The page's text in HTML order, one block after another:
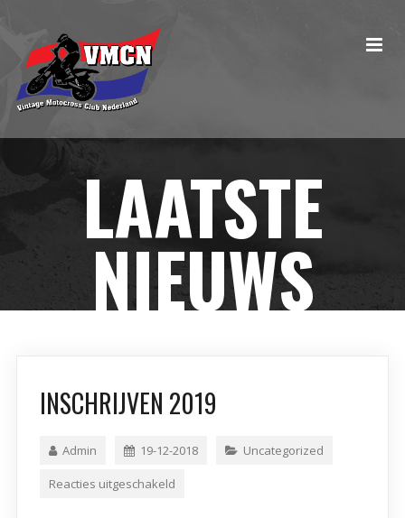
LAATSTE
NIEUWS
INSCHRIJVEN 2019
Admin 19-12-2018 Uncategorized
Reacties uitgeschakeld